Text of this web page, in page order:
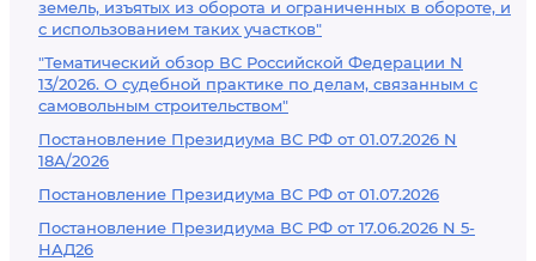
земель, изъятых из оборота и ограниченных в обороте, и
с использованием таких участков"
"Тематический обзор ВС Российской Федерации N
13/2026. О судебной практике по делам, связанным с
самовольным строительством"
Постановление Президиума ВС РФ от 01.07.2026 N
18А/2026
Постановление Президиума ВС РФ от 01.07.2026
Постановление Президиума ВС РФ от 17.06.2026 N 5-
НАД26